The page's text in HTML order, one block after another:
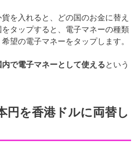
を入れると、どの国のお金に替え
タップすると、電子マネーの種類
望の電子マネーをタップします。
で電子マネーとして使えるという
円を香港ドルに両替し